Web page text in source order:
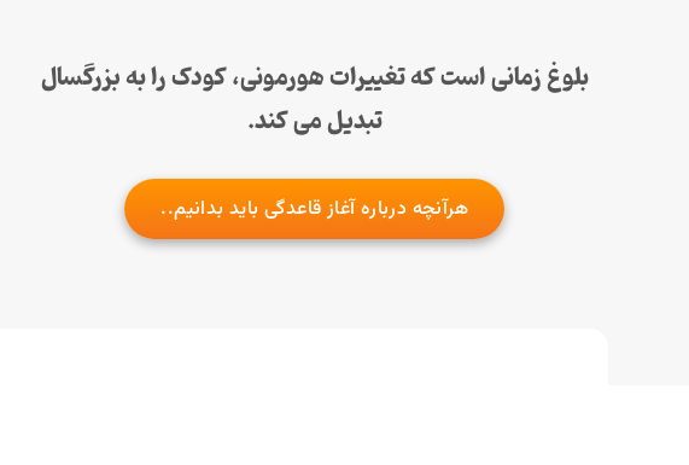
بلوغ زمانی است که تغییرات هورمونی، کودک را به بزرگسال
تبدیل می کند.
هرآنچه درباره آغاز قاعدگی باید بدانیم..